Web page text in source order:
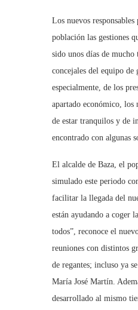
Los nuevos
población las gestiones
sido unos días de
concejales del equipo de
especialmente, de los
apartado económico, los
de estar tranquilos y de
encontrado con algunas
El alcalde de Baza, el
simulado este periodo
facilitar la llegada del
están ayudando a coger
todos”, reconoce el
reuniones con distintos
de regantes; incluso ya
María José Martín.
desarrollado al mismo